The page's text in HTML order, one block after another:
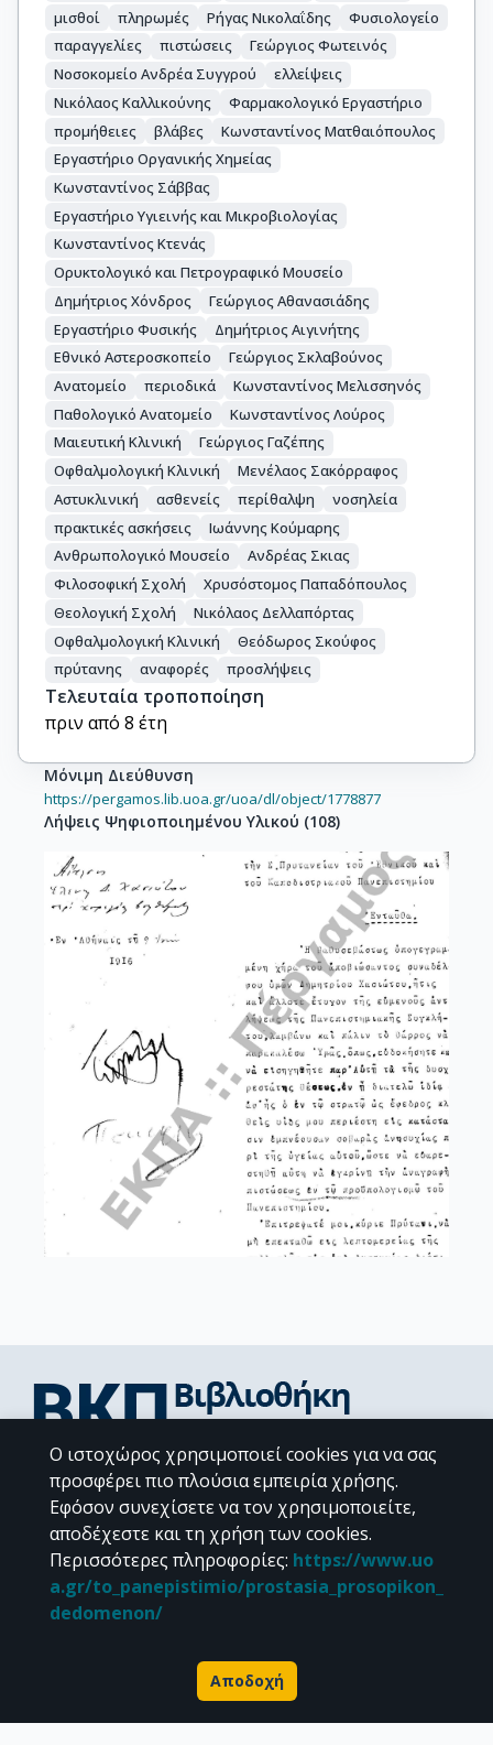
μισθοί
πληρωμές Ρήγας Νικολαΐδης
Φυσιολογείο
παραγγελίες
πιστώσεις
Γεώργιος Φωτεινός
Νοσοκομείο Ανδρέα Συγγρού
ελλείψεις
Νικόλαος Καλλικούνης
Φαρμακολογικό Εργαστήριο
προμήθειες
βλάβες
Κωνσταντίνος Ματθαιόπουλος
Εργαστήριο Οργανικής Χημείας
Κωνσταντίνος Σάββας
Εργαστήριο Υγιεινής και Μικροβιολογίας
Κωνσταντίνος Κτενάς
Ορυκτολογικό και Πετρογραφικό Μουσείο
Δημήτριος Χόνδρος
Γεώργιος Αθανασιάδης
Εργαστήριο Φυσικής
Δημήτριος Αιγινήτης
Εθνικό Αστεροσκοπείο
Γεώργιος Σκλαβούνος
Ανατομείο
περιοδικά
Κωνσταντίνος Μελισσηνός
Παθολογικό Ανατομείο
Κωνσταντίνος Λούρος
Μαιευτική Κλινική
Γεώργιος Γαζέπης
Οφθαλμολογική Κλινική
Μενέλαος Σακόρραφος
Αστυκλινική
ασθενείς περίθαλψη
νοσηλεία
πρακτικές ασκήσεις
Ιωάννης Κούμαρης
Ανθρωπολογικό Μουσείο
Ανδρέας Σκιας
Φιλοσοφική Σχολή
Χρυσόστομος Παπαδόπουλος
Θεολογική Σχολή
Νικόλαος Δελλαπόρτας
Οφθαλμολογική Κλινική
Θεόδωρος Σκούφος
πρύτανης
αναφορές προσλήψεις
Τελευταία τροποποίηση
πριν από 8 έτη
Μόνιμη Διεύθυνση
https://pergamos.lib.uoa.gr/uoa/dl/object/1778877
Λήψεις Ψηφιοποιημένου Υλικού (108)
Διεύθυνση Βιβλιοθήκης & Κέντρου Πληροφόρησης
Βιβλιοθήκες Σχολών του ΕΚΠΑ
Υπολογιστικό Κέντρο Βιβλιοθηκών
Επικοινωνία / Helpdesk
Ο ιστοχώρος χρησιμοποιεί cookies για να σας
προσφέρει πιο πλούσια εμπειρία χρήσης.
Εφόσον συνεχίσετε να τον χρησιμοποιείτε,
αποδέχεστε και τη χρήση των cookies.
Περισσότερες πληροφορίες: https://www.uo
a.gr/to_panepistimio/prostasia_prosopikon_
dedomenon/
Αποδοχή